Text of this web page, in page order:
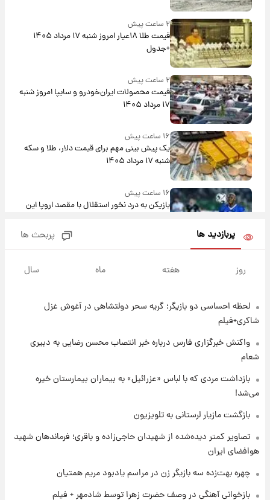
۲ ساعت پیش
قیمت طلا ۱۸عیار امروز شنبه ۱۷ مرداد ۱۴۰۵
+جدول
۲ ساعت پیش
قیمت محصولات ایران‌خودرو و سایپا امروز شنبه
۱۷ مرداد ۱۴۰۵
۱۶ ساعت پیش
یک پیش ‌بینی مهم برای قیمت دلار، طلا و سکه
شنبه ۱۷ مرداد ۱۴۰۵
۱۶ ساعت پیش
بازیکن به درد نخور استقلال با مقصد اروپا این
باقری؛ فرماندهان شهید هوافضای ایران
۲۳ ساعت پیش
جدول قیمت ایران‌خودرو امروز جمعه ۱۶ مرداد؛
قیمت‌ها تغییر کرد
۱ روز پیش
قیمت طلا و سکه امروز جمعه ۱۶ مرداد ۱۴۰۵
+جدول
۱ روز پیش
پشت پرده عکس جدید ترامپ؛ مقام آمریکایی
پربازدید ها پربحث ها
روز هفته ماه سال
لحظه احساسی دو بازیگر؛ گریه سحر دولتشاهی در آغوش غزل
شاکری+فیلم
واکنش خبرگزاری فارس درباره خبر انتصاب محسن رضایی به دبیری
شعام
بازداشت مردی که با لباس «عزرائیل» به بیماران بیمارستان خیره
می‌شد!
بازگشت مازیار لرستانی به تلویزیون
تصاویر کمتر دیده‌شده از شهیدان حاجی‌زاده و باقری؛ فرماندهان شهید
هوافضای ایران
چهره بهت‌زده سه بازیگر زن در مراسم یادبود مریم همتیان
بازخوانی آهنگی در وصف حضرت زهرا توسط شادمهر + فیلم